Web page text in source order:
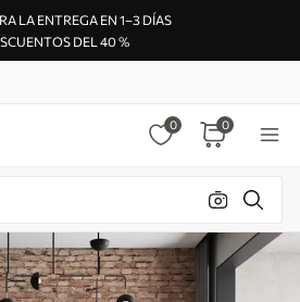
LA ENTREGA EN 1–3 DÍAS
DEL 40 %
0 0